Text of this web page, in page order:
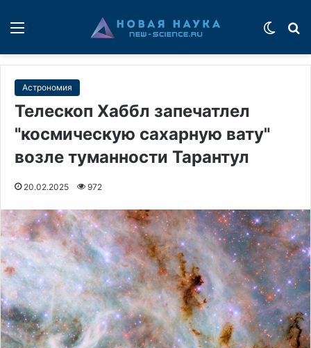
Астрономия
Телескоп Хаббл запечатлел
"космическую сахарную вату"
возле туманности Тарантул
20.02.2025 972